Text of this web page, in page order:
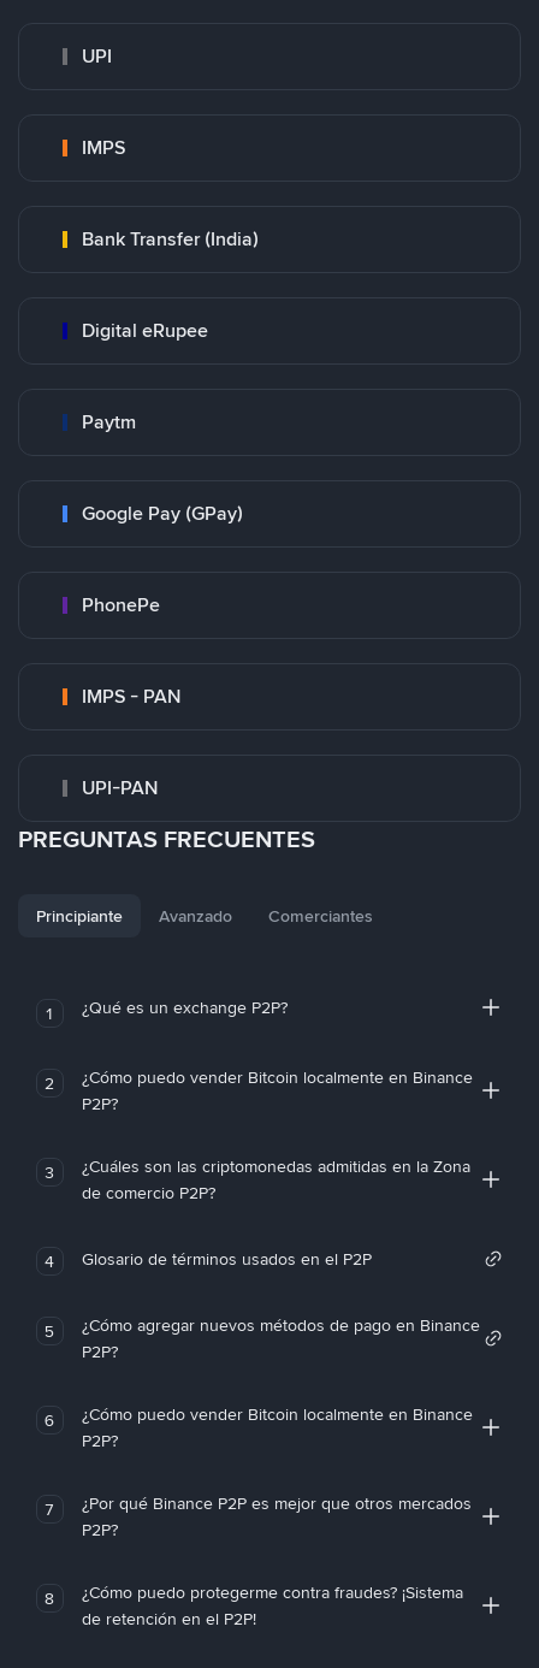
UPI
IMPS
Bank Transfer (India)
Digital eRupee
Paytm
Google Pay (GPay)
PhonePe
IMPS - PAN
UPI-PAN
PREGUNTAS FRECUENTES
Principiante Avanzado Comerciantes
1 ¿Qué es un exchange P2P?
2
¿Cómo puedo vender Bitcoin localmente en Binance
P2P?
3
¿Cuáles son las criptomonedas admitidas en la Zona
de comercio P2P?
4 Glosario de términos usados en el P2P
5
¿Cómo agregar nuevos métodos de pago en Binance
P2P?
6
¿Cómo puedo vender Bitcoin localmente en Binance
P2P?
7
¿Por qué Binance P2P es mejor que otros mercados
P2P?
8
¿Cómo puedo protegerme contra fraudes? ¡Sistema
de retención en el P2P!